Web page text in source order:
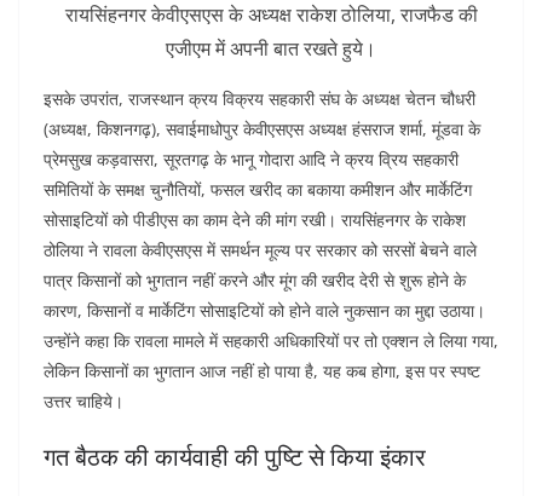
रायसिंहनगर केवीएसएस के अध्यक्ष राकेश ठोलिया, राजफैड की
एजीएम में अपनी बात रखते हुये।
इसके उपरांत, राजस्थान क्रय विक्रय सहकारी संघ के अध्यक्ष चेतन चौधरी
(अध्यक्ष, किशनगढ़), सवाईमाधोपुर केवीएसएस अध्यक्ष हंसराज शर्मा, मूंडवा के
प्रेमसुख कड़वासरा, सूरतगढ़ के भानू गोदारा आदि ने क्रय व्रिय सहकारी
समितियों के समक्ष चुनौतियों, फसल खरीद का बकाया कमीशन और मार्केटिंग
सोसाइटियों को पीडीएस का काम देने की मांग रखी। रायसिंहनगर के राकेश
ठोलिया ने रावला केवीएसएस में समर्थन मूल्य पर सरकार को सरसों बेचने वाले
पात्र किसानों को भुगतान नहीं करने और मूंग की खरीद देरी से शुरू होने के
कारण, किसानों व मार्केटिंग सोसाइटियों को होने वाले नुकसान का मुद्दा उठाया।
उन्होंने कहा कि रावला मामले में सहकारी अधिकारियों पर तो एक्शन ले लिया गया,
लेकिन किसानों का भुगतान आज नहीं हो पाया है, यह कब होगा, इस पर स्पष्ट
उत्तर चाहिये।
गत बैठक की कार्यवाही की पुष्टि से किया इंकार